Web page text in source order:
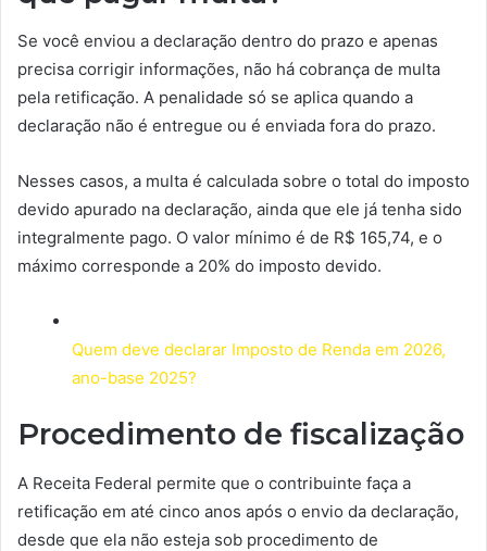
Se você enviou a declaração dentro do prazo e apenas
precisa corrigir informações, não há cobrança de multa
pela retificação. A penalidade só se aplica quando a
declaração não é entregue ou é enviada fora do prazo.
Nesses casos, a multa é calculada sobre o total do imposto
devido apurado na declaração, ainda que ele já tenha sido
integralmente pago. O valor mínimo é de R$ 165,74, e o
máximo corresponde a 20% do imposto devido.
Quem deve declarar Imposto de Renda em 2026,
ano-base 2025?
Procedimento de fiscalização
A Receita Federal permite que o contribuinte faça a
retificação em até cinco anos após o envio da declaração,
desde que ela não esteja sob procedimento de